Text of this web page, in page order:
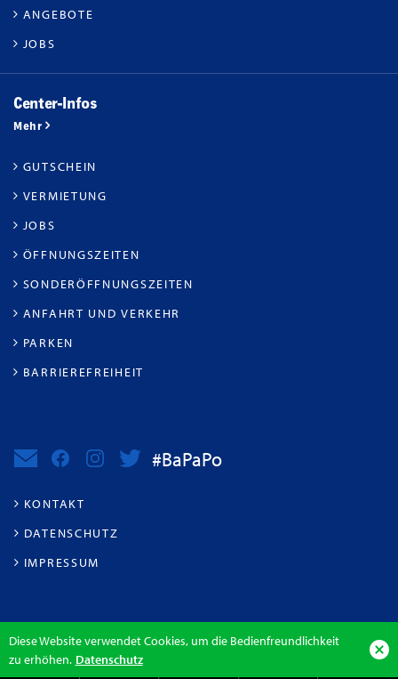
Diese Website verwendet Cookies, um die Bedienfreundlichkeit
zu erhöhen. Datenschutz
ANGEBOTE
JOBS
Center-Infos
Mehr
GUTSCHEIN
VERMIETUNG
JOBS
ÖFFNUNGSZEITEN
SONDERÖFFNUNGSZEITEN
ANFAHRT UND VERKEHR
PARKEN
BARRIEREFREIHEIT
#BaPaPo
KONTAKT
DATENSCHUTZ
IMPRESSUM